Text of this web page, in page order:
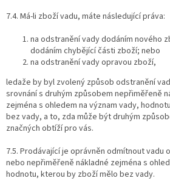
7.4. Má-li zboží vadu, máte následující práva:
na odstranění vady dodáním nového
dodáním chybějící části zboží; nebo
na odstranění vady opravou zboží,
ledaže by byl zvolený způsob odstranění
srovnání s druhým způsobem nepřiměřeně
zejména s ohledem na význam vady,
bez vady, a to, zda může být druhým
značných obtíží pro vás.
7.5. Prodávající je oprávněn odmítnout vadu
nebo nepřiměřeně nákladné zejména s
hodnotu, kterou by zboží mělo bez vady.